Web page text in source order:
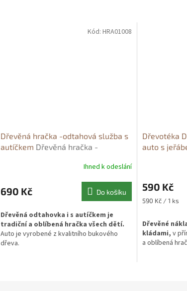
Dřevěná hračka -odtahová služba s
autíčkem Dřevěná hračka -
Ihned k odeslání
690 Kč Do košíku
Dřevěná odtahovka i s autíčkem je
tradiční a oblíbená hračka všech dětí.
Auto je vyrobené z kvalitního bukového
dřeva.
Kód: HRA01008
Dřevotéka
auto s
590 Kč
Měrná
590 Kč / 1 ks
Dřevěné
kládami, v
a oblíbená